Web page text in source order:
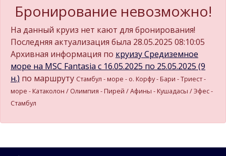
Бронирование невозможно!
На данный круиз нет кают для бронирования!
Последняя актуализация была 28.05.2025 08:10:05
Архивная информация по круизу Средиземное
море на MSC Fantasia c 16.05.2025 по 25.05.2025 (9
н.) по маршруту Стамбул - море - о. Корфу - Бари - Триест -
море - Катаколон / Олимпия - Пирей / Афины - Кушадасы / Эфес -
Стамбул